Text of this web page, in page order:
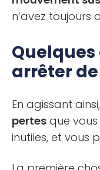
n’avez toujours
arrêter
En agissant
pertes que vous
inutiles, et vous